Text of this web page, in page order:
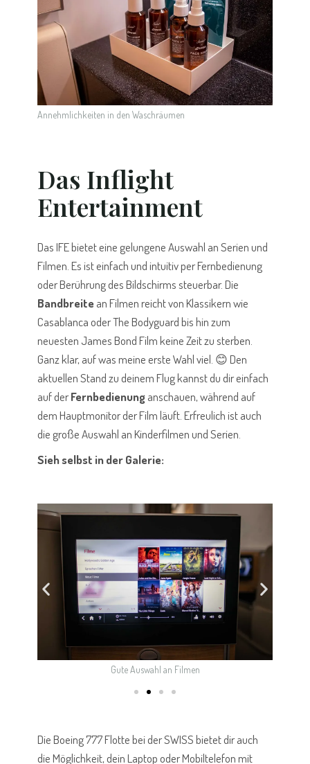
Annehmlichkeiten in den Waschräumen
Das Inflight
Entertainment
Das IFE bietet eine gelungene Auswahl an Serien und
Filmen. Es ist einfach und intuitiv per Fernbedienung
oder Berührung des Bildschirms steuerbar. Die
Bandbreitean Filmen reicht von Klassikern wie
Casablanca oder The Bodyguard bis hin zum
neuesten James Bond Film keine Zeit zu sterben.
Ganz klar, auf was meine erste Wahl viel. 😊 Den
aktuellen Stand zu deinem Flug kannst du dir einfach
auf derFernbedienunganschauen, während auf
dem Hauptmonitor der Film läuft. Erfreulich ist auch
die große Auswahl an Kinderfilmen und Serien.
Sieh selbst in der Galerie:
Gute Auswahl an Filmen
Die Boeing 777 Flotte bei der SWISS bietet dir auch
die Möglichkeit, dein Laptop oder Mobiltelefon mit